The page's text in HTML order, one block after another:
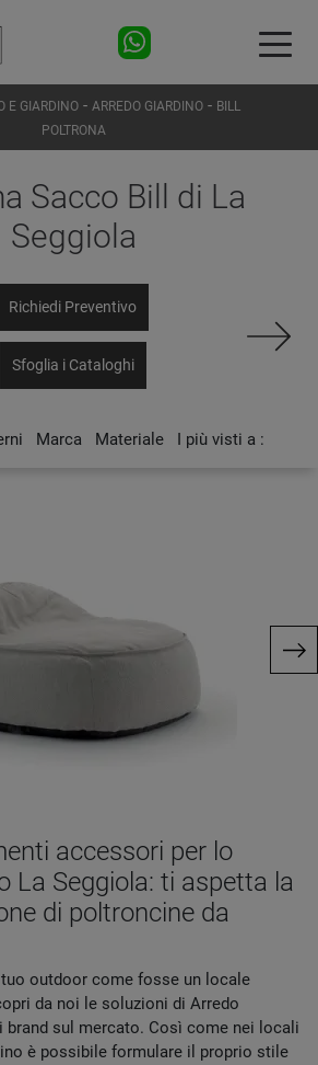
E GIARDINO- ARREDO GIARDINO - BILL
POLTRONA
Sacco Bill di La
Seggiola
Richiedi Preventivo
Sfoglia i Cataloghi
Marca Materiale I più visti a :
accessori per lo
La Seggiola: ti aspetta la
di poltroncine da
outdoor come fosse un locale
da noi le soluzioni di Arredo
brand sul mercato. Così come nei locali
è possibile formulare il proprio stile